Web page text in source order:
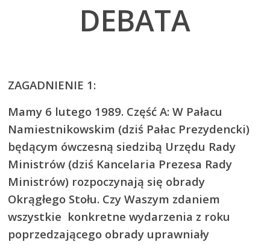
DEBATA
ZAGADNIENIE 1:
Mamy 6 lutego 1989. Część A: W Pałacu
Namiestnikowskim (dziś Pałac Prezydencki)
będącym ówczesną siedzibą Urzędu Rady
Ministrów (dziś Kancelaria Prezesa Rady
Ministrów) rozpoczynają się obrady
Okrągłego Stołu. Czy Waszym zdaniem
wszystkie konkretne wydarzenia z roku
poprzedzającego obrady uprawniały